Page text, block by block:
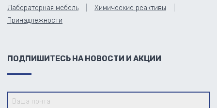
Лабораторная мебель
Химические реактивы
Принадлежности
ПОДПИШИТЕСЬ НА НОВОСТИ И АКЦИИ